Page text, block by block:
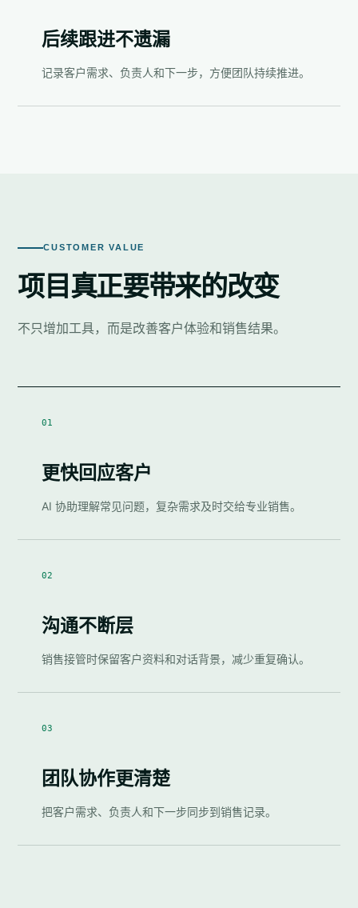
后续跟进不遗漏
记录客户需求、负责人和下一步，方便团队持续推进。
CUSTOMER VALUE
项目真正要带来的改变
不只增加工具，而是改善客户体验和销售结果。
01
更快回应客户
AI 协助理解常见问题，复杂需求及时交给专业销售。
02
沟通不断层
销售接管时保留客户资料和对话背景，减少重复确认。
03
团队协作更清楚
把客户需求、负责人和下一步同步到销售记录。